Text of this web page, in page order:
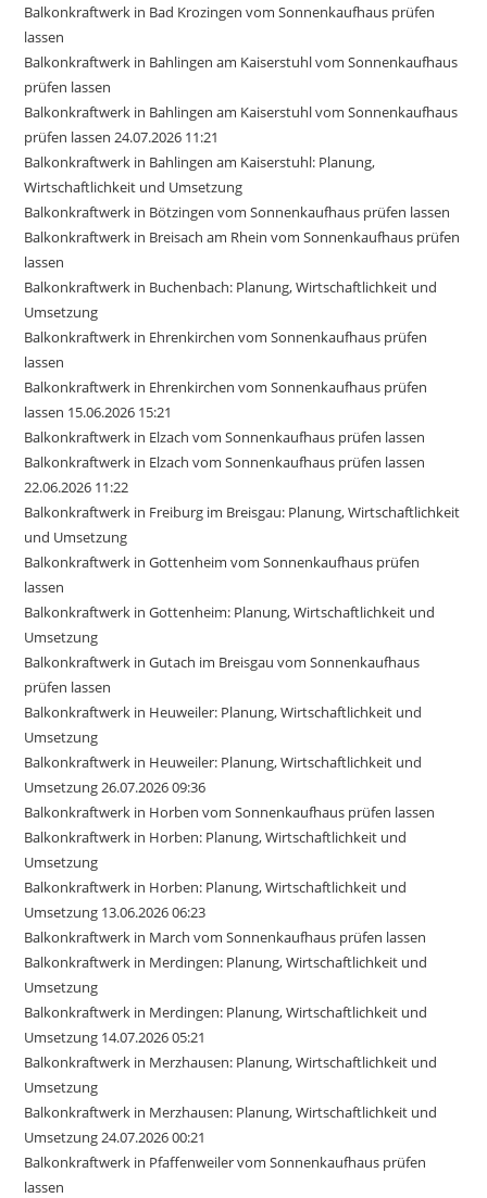
Balkonkraftwerk in Bad Krozingen vom Sonnenkaufhaus prüfen
lassen
Balkonkraftwerk in Bahlingen am Kaiserstuhl vom Sonnenkaufhaus
prüfen lassen
Balkonkraftwerk in Bahlingen am Kaiserstuhl vom Sonnenkaufhaus
prüfen lassen 24.07.2026 11:21
Balkonkraftwerk in Bahlingen am Kaiserstuhl: Planung,
Wirtschaftlichkeit und Umsetzung
Balkonkraftwerk in Bötzingen vom Sonnenkaufhaus prüfen lassen
Balkonkraftwerk in Breisach am Rhein vom Sonnenkaufhaus prüfen
lassen
Balkonkraftwerk in Buchenbach: Planung, Wirtschaftlichkeit und
Umsetzung
Balkonkraftwerk in Ehrenkirchen vom Sonnenkaufhaus prüfen
lassen
Balkonkraftwerk in Ehrenkirchen vom Sonnenkaufhaus prüfen
lassen 15.06.2026 15:21
Balkonkraftwerk in Elzach vom Sonnenkaufhaus prüfen lassen
Balkonkraftwerk in Elzach vom Sonnenkaufhaus prüfen lassen
22.06.2026 11:22
Balkonkraftwerk in Freiburg im Breisgau: Planung, Wirtschaftlichkeit
und Umsetzung
Balkonkraftwerk in Gottenheim vom Sonnenkaufhaus prüfen
lassen
Balkonkraftwerk in Gottenheim: Planung, Wirtschaftlichkeit und
Umsetzung
Balkonkraftwerk in Gutach im Breisgau vom Sonnenkaufhaus
prüfen lassen
Balkonkraftwerk in Heuweiler: Planung, Wirtschaftlichkeit und
Umsetzung
Balkonkraftwerk in Heuweiler: Planung, Wirtschaftlichkeit und
Umsetzung 26.07.2026 09:36
Balkonkraftwerk in Horben vom Sonnenkaufhaus prüfen lassen
Balkonkraftwerk in Horben: Planung, Wirtschaftlichkeit und
Umsetzung
Balkonkraftwerk in Horben: Planung, Wirtschaftlichkeit und
Umsetzung 13.06.2026 06:23
Balkonkraftwerk in March vom Sonnenkaufhaus prüfen lassen
Balkonkraftwerk in Merdingen: Planung, Wirtschaftlichkeit und
Umsetzung
Balkonkraftwerk in Merdingen: Planung, Wirtschaftlichkeit und
Umsetzung 14.07.2026 05:21
Balkonkraftwerk in Merzhausen: Planung, Wirtschaftlichkeit und
Umsetzung
Balkonkraftwerk in Merzhausen: Planung, Wirtschaftlichkeit und
Umsetzung 24.07.2026 00:21
Balkonkraftwerk in Pfaffenweiler vom Sonnenkaufhaus prüfen
lassen